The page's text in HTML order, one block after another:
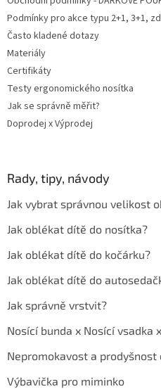
Podmínky pro akce typu 2+1, 3+1,
Často kladené dotazy
Materiály
Certifikáty
Testy ergonomického nosítka
Jak se správně měřit?
Doprodej x Výprodej
Rady, tipy, návody
Jak vybrat správnou velikost
Jak oblékat dítě do nosítka?
Jak oblékat dítě do kočárku?
Jak oblékat dítě do
Jak správně vrstvit?
Nosící bunda x Nosící vsadka
Nepromokavost a
Výbavička pro miminko